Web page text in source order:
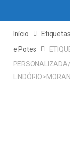
Início
e Potes